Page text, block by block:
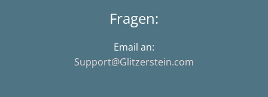
Fragen:
Email an:
Support@Glitzerstein.com